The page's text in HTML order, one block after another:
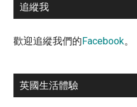
追縱我
歡迎追縱我們的Facebook。
英國生活體驗